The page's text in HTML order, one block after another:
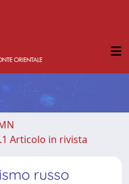
Articolo in rivista
russo